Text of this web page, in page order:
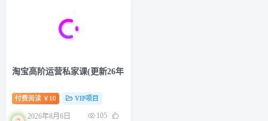
淘宝高阶运营私家课(更新26年
付费阅读 ￥ 10 VIP项目
2026年8月6日
105